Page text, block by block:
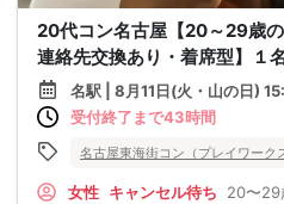
20代コン名古屋【20～29歳
連絡先交換あり・着席型】１
名駅 | 8月11日(火・山の日)
受付終了まで43時間
名古屋東海街コン（プレイワーク
女性 キャンセル待ち 20〜29